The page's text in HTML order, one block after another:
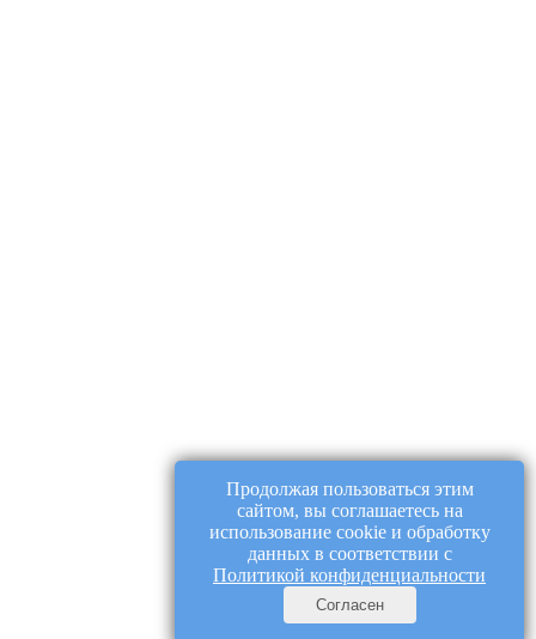
Продолжая пользоваться этим
сайтом, вы соглашаетесь на
использование cookie и обработку
данных в соответствии с
Политикой конфиденциальности
Согласен